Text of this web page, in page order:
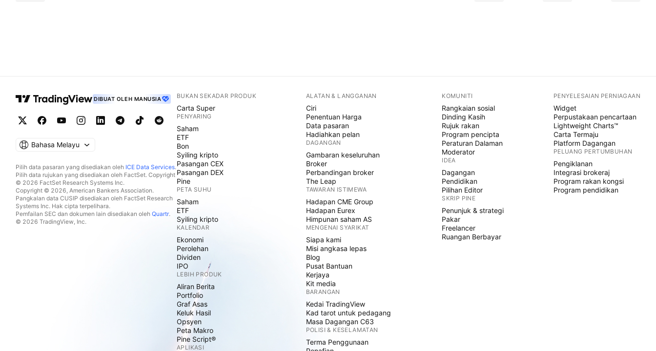
DIBUAT OLEH MANUSIA
Bahasa Melayu
Pilih data pasaran yang disediakan oleh ICE Data Services.
Pilih data rujukan yang disediakan oleh FactSet. Copyright
© 2026 FactSet Research Systems Inc.
Copyright © 2026, American Bankers Association.
Pangkalan data CUSIP disediakan oleh FactSet Research
Systems Inc. Hak cipta terpelihara.
Pemfailan SEC dan dokumen lain disediakan oleh Quartr.
© 2026 TradingView, Inc.
BUKAN SEKADAR PRODUK
Carta Super
PENYARING
Saham
ETF
Bon
Syiling kripto
Pasangan CEX
Pasangan DEX
Pine
PETA SUHU
Saham
ETF
Syiling kripto
KALENDAR
Ekonomi
Perolehan
Dividen
IPO
LEBIH PRODUK
Aliran Berita
Portfolio
Graf Asas
Keluk Hasil
Opsyen
Peta Makro
Pine Script®
APLIKASI
ALATAN & LANGGANAN
Ciri
Penentuan Harga
Data pasaran
Hadiahkan pelan
DAGANGAN
Gambaran keseluruhan
Broker
Perbandingan broker
The Leap
TAWARAN ISTIMEWA
Hadapan CME Group
Hadapan Eurex
Himpunan saham AS
MENGENAI SYARIKAT
Siapa kami
Misi angkasa lepas
Blog
Pusat Bantuan
Kerjaya
Kit media
BARANGAN
Kedai TradingView
Kad tarot untuk pedagang
Masa Dagangan C63
POLISI & KESELAMATAN
Terma Penggunaan
KOMUNITI
Rangkaian sosial
Dinding Kasih
Rujuk rakan
Program pencipta
Peraturan Dalaman
Moderator
IDEA
Dagangan
Pendidikan
Pilihan Editor
SKRIP PINE
Penunjuk & strategi
Pakar
Freelancer
Ruangan Berbayar
PENYELESAIAN PERNIAGAAN
Widget
Perpustakaan pencartaan
Lightweight Charts™
Carta Termaju
Platform Dagangan
PELUANG PERTUMBUHAN
Pengiklanan
Integrasi brokeraj
Program rakan kongsi
Program pendidikan